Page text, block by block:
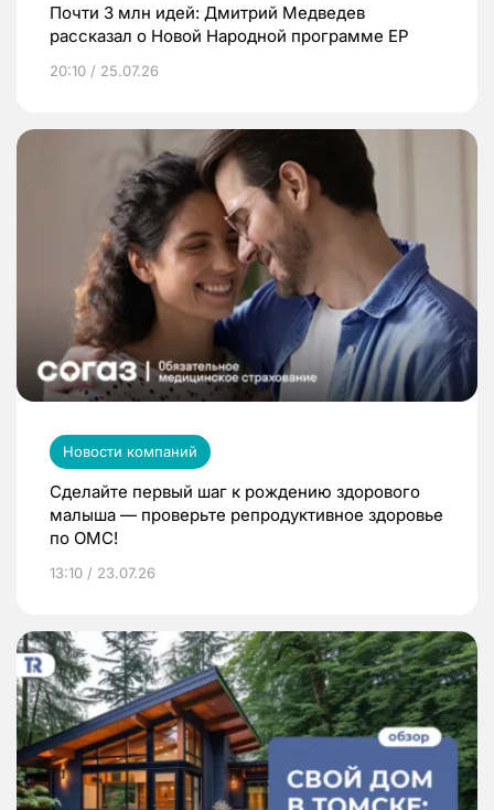
Почти 3 млн идей: Дмитрий Медведев
рассказал о Новой Народной программе ЕР
20:10 / 25.07.26
Новости компаний
Сделайте первый шаг к рождению здорового
малыша — проверьте репродуктивное здоровье
по ОМС!
13:10 / 23.07.26